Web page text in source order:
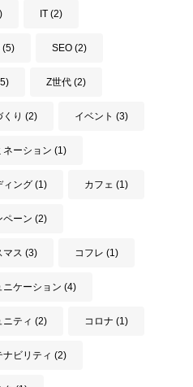
IT (2)
(5) SEO (2)
Z世代 (2)
くり (2) イベント (3)
ネーション (1)
ィング (1) カフェ (1)
ペーン (2)
マス (3) コフレ (1)
ニケーション (4)
ニティ (2) コロナ (1)
ナビリティ (2)